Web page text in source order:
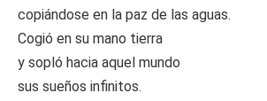
copiándose en la paz de las aguas.
Cogió en su mano tierra
y sopló hacia aquel mundo
sus sueños infinitos.